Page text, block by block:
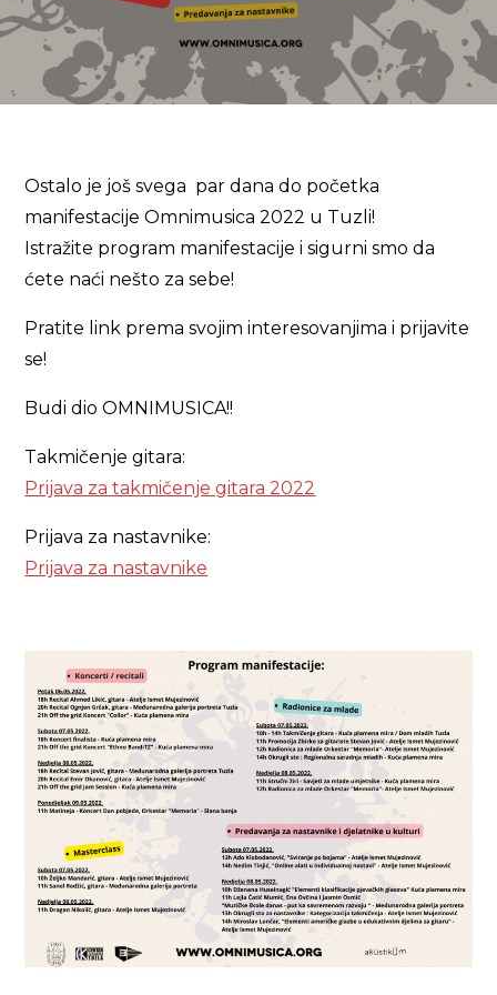
Ostalo je još svega par dana do početka
manifestacije Omnimusica 2022 u Tuzli!
Istražite program manifestacije i sigurni smo da
ćete naći nešto za sebe!
Pratite link prema svojim interesovanjima i prijavite
se!
Budi dio OMNIMUSICA!!
Takmičenje gitara:
Prijava za takmičenje gitara 2022
Prijava za nastavnike:
Prijava za nastavnike